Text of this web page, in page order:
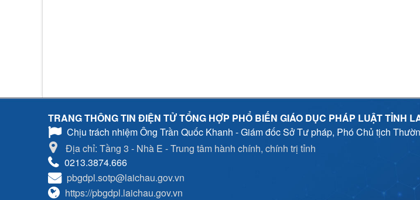
TRANG THÔNG TIN ĐIỆN TỬ TỔNG HỢP PHỔ BIẾN GIÁO DỤC PHÁP LUẬT TỈNH
Chịu trách nhiệmÔng Trần Quốc Khanh - Giám đốc Sở Tư pháp, Phó Chủ tịch
Địa chỉ: Tầng 3 - Nhà E - Trung tâm hành chính, chính trị tỉnh
0213.3874.666
pbgdpl.sotp@laichau.gov.vn
https://pbgdpl.laichau.gov.vn